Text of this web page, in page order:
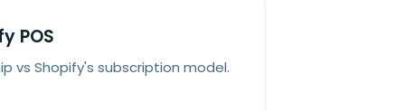
POS
vs Shopify's subscription model.